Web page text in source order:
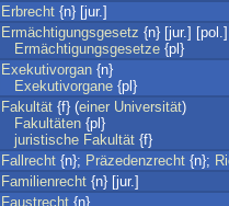
Erbrecht {n} [jur.]
Ermächtigungsgesetz {n} [jur.] [pol.]
Ermächtigungsgesetze {pl}
Exekutivorgan {n}
Exekutivorgane {pl}
Fakultät {f} (einer Universität)
Fakultäten {pl}
juristische Fakultät {f}
Fallrecht {n}; Präzedenzrecht {n};
Familienrecht {n} [jur.]
Faustrecht {n}